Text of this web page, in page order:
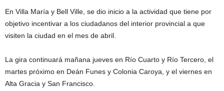
En Villa María y Bell Ville, se dio inicio a la actividad que tiene por
objetivo incentivar a los ciudadanos del interior provincial a que
visiten la ciudad en el mes de abril.
La gira continuará mañana jueves en Río Cuarto y Río Tercero, el
martes próximo en Deán Funes y Colonia Caroya, y el viernes en
Alta Gracia y San Francisco.